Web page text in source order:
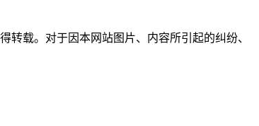
转载。对于因本网站图片、内容所引起的纠纷、